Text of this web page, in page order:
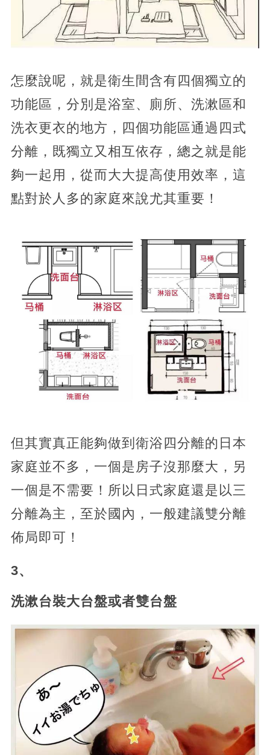
怎麼說呢，就是衛生間含有四個獨立的
功能區，分別是浴室、廁所、洗漱區和
洗衣更衣的地方，四個功能區通過四式
分離，既獨立又相互依存，總之就是能
夠一起用，從而大大提高使用效率，這
點對於人多的家庭來說尤其重要！
但其實真正能夠做到衛浴四分離的日本
家庭並不多，一個是房子沒那麼大，另
一個是不需要！所以日式家庭還是以三
分離為主，至於國內，一般建議雙分離
佈局即可！
3、
洗漱台裝大台盤或者雙台盤